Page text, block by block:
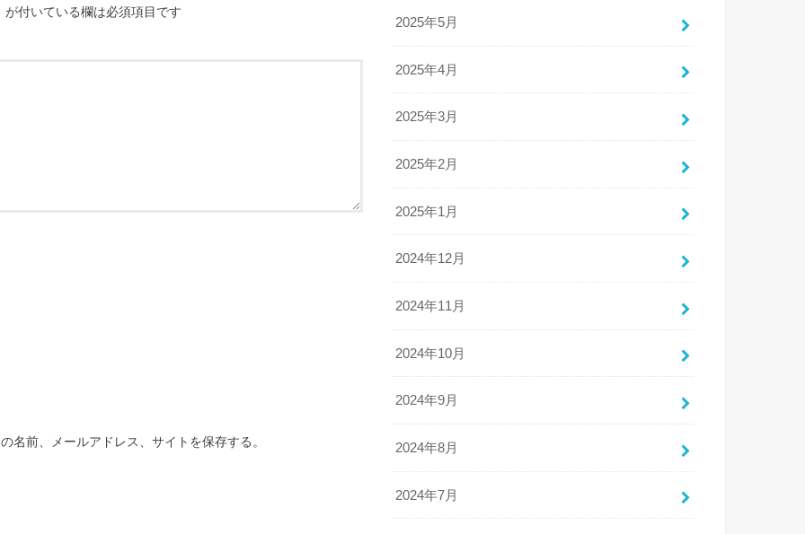
が付いている欄は必須項目です
名前、メールアドレス、サイトを保存する。
2025年5月
2025年4月
2025年3月
2025年2月
2025年1月
2024年12月
2024年11月
2024年10月
2024年9月
2024年8月
2024年7月